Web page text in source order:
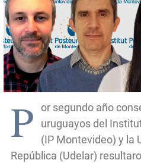
P
or segundo año
uruguayos del
(IP Montevideo) y la
República (Udelar)